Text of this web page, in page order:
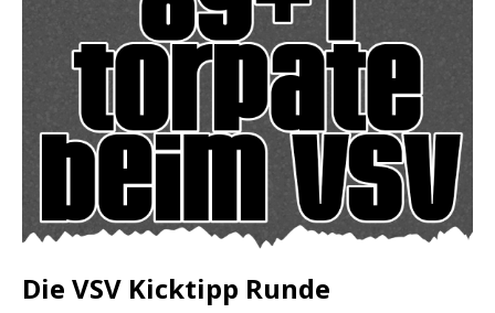
Die VSV Kicktipp Runde